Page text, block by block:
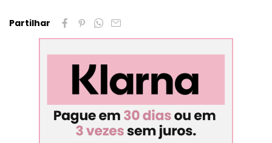
Partilhar